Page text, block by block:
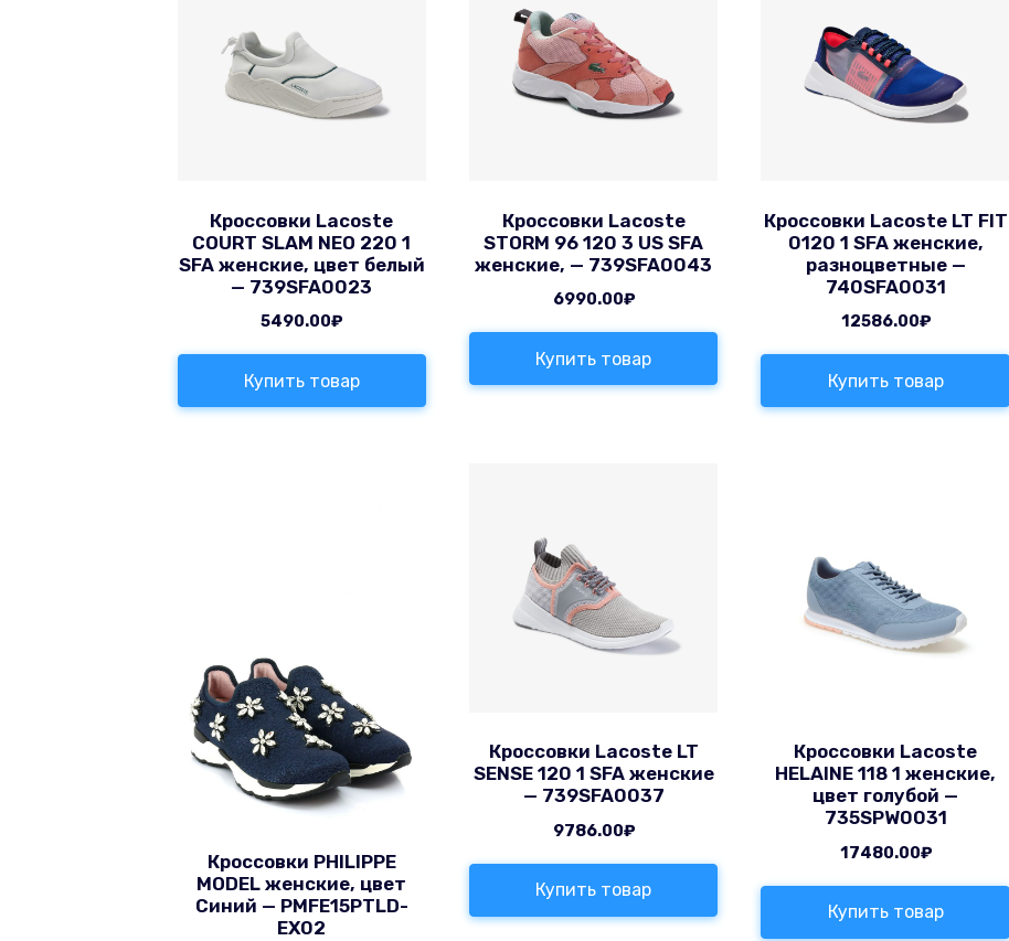
Кроссовки Lacoste
COURT SLAM NEO 220 1
SFA женские, цвет белый
— 739SFA0023
5490.00₽
Купить товар
Кроссовки Lacoste
STORM 96 120 3 US SFA
женские, — 739SFA0043
6990.00₽
Купить товар
Кроссовки Lacoste LT FIT
0120 1 SFA женские,
разноцветные —
740SFA0031
12586.00₽
Купить товар
Кроссовки PHILIPPE
MODEL женские, цвет
Синий — PMFE15PTLD-
EX02
Кроссовки Lacoste LT
SENSE 120 1 SFA женские
— 739SFA0037
9786.00₽
Купить товар
Кроссовки Lacoste
HELAINE 118 1 женские,
цвет голубой —
735SPW0031
17480.00₽
Купить товар